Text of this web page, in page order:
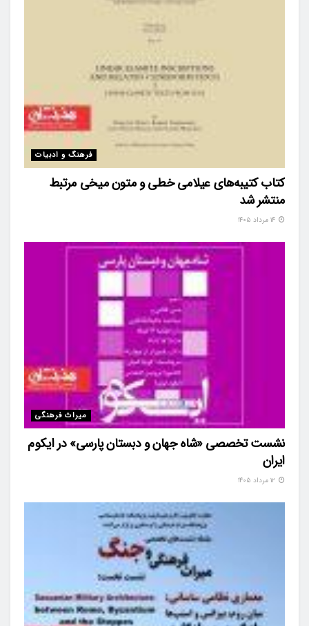
فرهنگ و ادبیات
کتاب کتیبه‌های عیلامی خطی و متون میخی مرتبط
منتشر شد
میراث فرهنگی
نشست تخصصی «شاه‌ جهان و دبستان پارسی» در ایکوم
ایران